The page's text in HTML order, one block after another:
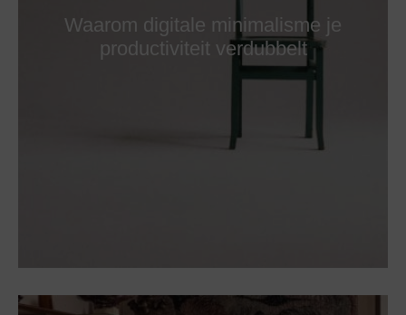
Waarom digitale minimalisme je
productiviteit verdubbelt